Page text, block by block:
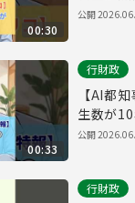
00:30
公開
00:33
行財政
【AI都
生数が
公開
行財政